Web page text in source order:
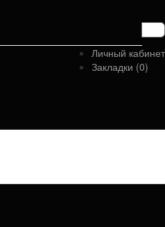
Личный кабинет
Закладки (0)